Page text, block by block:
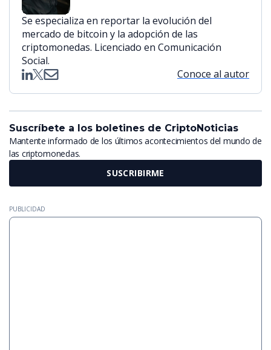
Se especializa en reportar la evolución del
mercado de bitcoin y la adopción de las
criptomonedas. Licenciado en Comunicación
Social.
Conoce al autor
Suscríbete a los boletines de CriptoNoticias
Mantente informado de los últimos acontecimientos del mundo de
las criptomonedas.
SUSCRIBIRME
PUBLICIDAD